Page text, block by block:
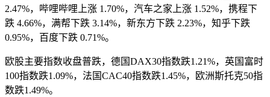
2.47%，哔哩哔哩上涨 1.70%，汽车之家上涨 1.52%，携程下
跌 4.66%，满帮下跌 3.14%，新东方下跌 2.23%，知乎下跌
0.95%，百度下跌 0.71%。
欧股主要指数收盘普跌，德国DAX30指数跌1.21%，英国富时
100指数跌1.09%，法国CAC40指数跌1.45%，欧洲斯托克50指
数跌1.49%。